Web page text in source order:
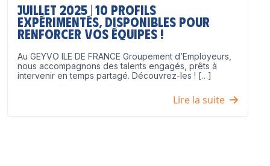
Juillet 2025 | 10 profils
expérimentés, disponibles pour
renforcer vos équipes !
Au GEYVO ILE DE FRANCE Groupement d’Employeurs,
nous accompagnons des talents engagés, prêts à
intervenir en temps partagé. Découvrez-les ! […]
Lire la suite